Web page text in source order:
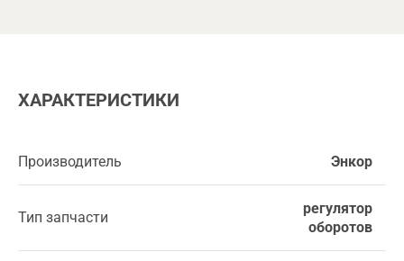
ХАРАКТЕРИСТИКИ
Производитель Энкор
Тип запчасти
регулятор
оборотов